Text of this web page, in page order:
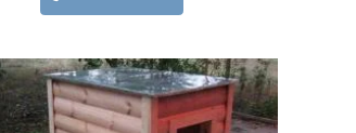
сайту